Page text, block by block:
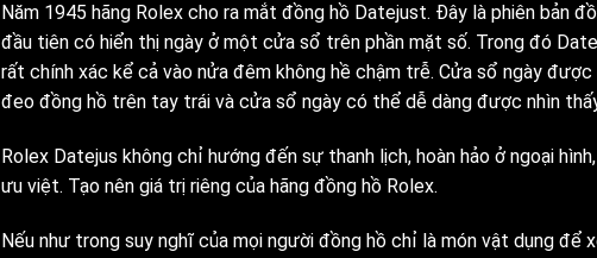
Năm 1945 hãng Rolex cho ra mắt đồng hồ Datejust. Đây là phiên bản
đầu tiên có hiển thị ngày ở một cửa sổ trên phần mặt số. Trong đó
rất chính xác kể cả vào nửa đêm không hề chậm trễ. Cửa sổ ngày
đeo đồng hồ trên tay trái và cửa sổ ngày có thể dễ dàng được nhìn
Rolex Datejus không chỉ hướng đến sự thanh lịch, hoàn hảo ở ngoại
ưu việt. Tạo nên giá trị riêng của hãng đồng hồ Rolex.
Nếu như trong suy nghĩ của mọi người đồng hồ chỉ là món vật dụng để